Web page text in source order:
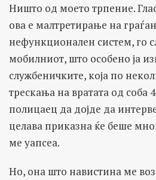
Ништо од моето трпение.
ова е малтретирање на
нефункционален систем, го
мобилниот, што особено ја
службеничките, која по
трескања на вратата од соба
полицаец да дојде да
целава приказна ќе беше
ме уапсеа.
Но, она што навистина ме